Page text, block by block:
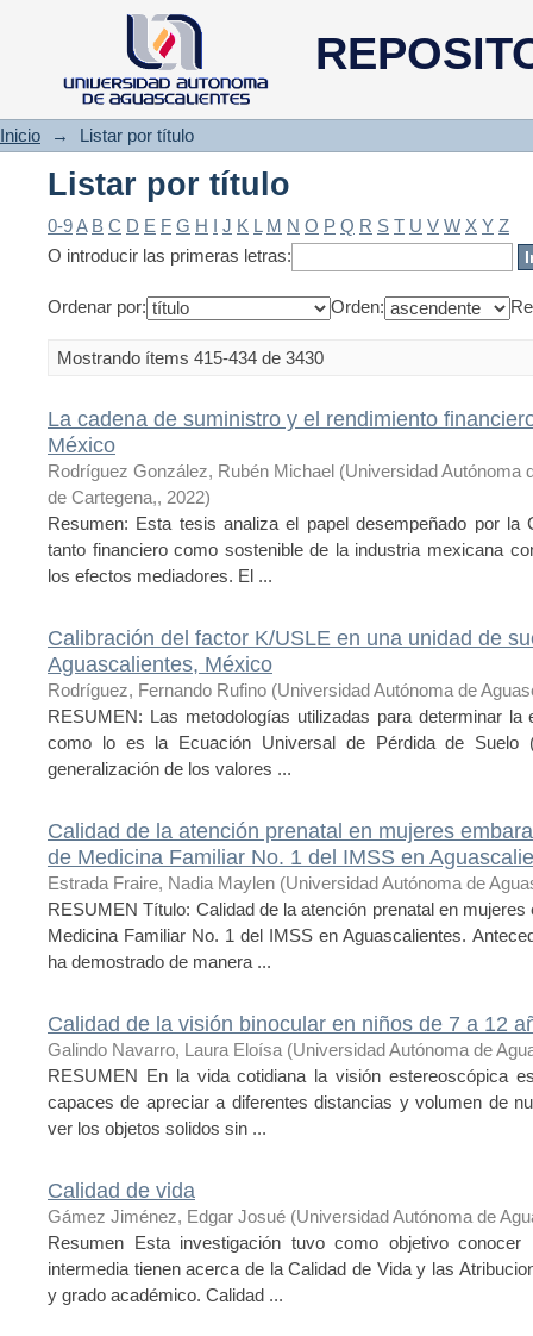
Listar por título
Inicio → Listar por título
Listar por título
0-9A B C D E F G H I J K L M N O P Q R S T U V W X Y Z
O introducir las primeras letras:
Ordenar por: Orden:
Mostrando ítems 415-434 de 3430
La cadena de suministro y el rendimiento
México
Rodríguez González, Rubén Michael (Universidad Autónoma
de Cartegena,, 2022)
Resumen: Esta tesis analiza el papel desempeñado por la
tanto financiero como sostenible de la industria mexicana
los efectos mediadores. El ...
Calibración del factor K/USLE en una unidad de
Aguascalientes, México
Rodríguez, Fernando Rufino (Universidad Autónoma de
RESUMEN: Las metodologías utilizadas para determinar
como lo es la Ecuación Universal de Pérdida de Suelo
generalización de los valores ...
Calidad de la atención prenatal en mujeres
de Medicina Familiar No. 1 del IMSS en
Estrada Fraire, Nadia Maylen (Universidad Autónoma de
RESUMEN Título: Calidad de la atención prenatal en
Medicina Familiar No. 1 del IMSS en Aguascalientes.
ha demostrado de manera ...
Calidad de la visión binocular en niños de 7 a 12
Galindo Navarro, Laura Eloísa (Universidad Autónoma de
RESUMEN En la vida cotidiana la visión estereoscópica
capaces de apreciar a diferentes distancias y volumen de
ver los objetos solidos sin ...
Calidad de vida
Gámez Jiménez, Edgar Josué (Universidad Autónoma de
Resumen Esta investigación tuvo como objetivo
intermedia tienen acerca de la Calidad de Vida y las
y grado académico. Calidad ...